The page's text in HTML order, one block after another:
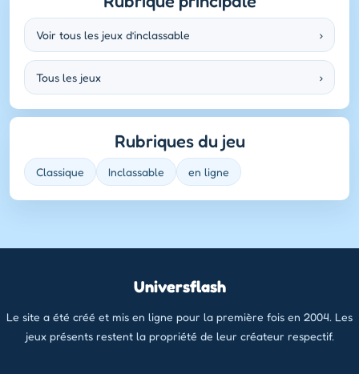
Voir tous les jeux d’inclassable ›
Tous les jeux ›
Rubriques du jeu
Classique Inclassable en ligne
Universflash
Le site a été créé et mis en ligne pour la première fois en 2004. Les
jeux présents restent la propriété de leur créateur respectif.